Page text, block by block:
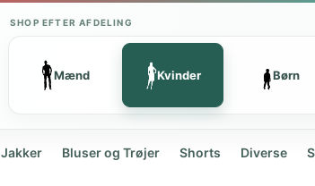
SHOP EFTER AFDELING
Mænd Kvinder Børn
Jakker Bluser og Trøjer Shorts Diverse